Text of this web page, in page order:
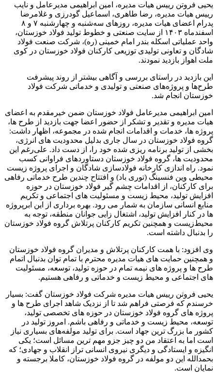
یحیی فروتن رییس هیات‌ مدیره، امین ابراهیمی مدیرعامل و نایب
رییس هیات مدیره، رضا طاهری، اسماعیل گودرزی و غلامرضا
پدرام اعضای هیات مدیره، روزهای سه‌شنبه و چهارشنبه ۷ و ۸
اسفندماه ۱۴۰۳ از سایت صنعتی و خطوط تولید فولاد خوزستان،
واحد عملیاتی اسکله بندر امام خمینی (ره)، شرکت صنعت فولاد
شادگان و تعاونی تولیدی توزیعی کارکنان فولاد خوزستان در کوی
ملت اهواز بازدید نمودند.
این بازدید در راستای بررسی و آگاهی بیشتر از روند پیشرفت
طرح‌‌ها و پروژه‌های صنعتی و تولیدی و خدماتی شرکت فولاد
خوزستان انجام شد.
امین ابراهیمی مدیرعامل فولاد خوزستان ضمن خیرمقدم به اعضای
هیات مدیره و تقدیر و تشکر از حضور اعضا جهت بازدید از طرح ها،
پروژه ها‌، خدمات و اقدامات انجام شده در مجموعه، اظهار داشت:
گروه فولاد خوزستان در سال جاری بدلیل محدودیت های انرژی،
بخشی از تولید برنامه ریزی شده خود را، از دست داد. علی‌رغم این
محدودیت ها، گروه فولاد خوزستان دستاوردهای فراوانی کسب
نمود. راه اندازی کارخانه فولادسازی شادگان و اجرای پروژه زیست
محیطی وین فنسینگ (توری باد) و افتتاح چندین طرح خدماتی رفاهی
برای کارکنان، از اقدامات چشم گیر فولاد خوزستان در حوزه
افزایش تولید، محیط زیست و مسئولیت های اجتماعی و تکریم
منابع انسانی سازمان به شمار می رود. بهره برداری از این ابرپروژه
ها در کنار افزایش تولید، اشتغال زایی جوانان منطقه، توجه به
محیط‌زیست و همچنین تکریم کارکنان پرتلاش گروه فولاد خوزستان
را بدنبال داشته است.
وی افزود: با همت کارکنان پرتلاش و مدیران گروه فولاد خوزستان
و همچنین حمایت های هیات مدیره محترم با تمام توان بدنبال اتمام
طرح ها و پروژه های نیمه تمام در حوزه تولید، توسعه، مسئولیت
های اجتماعی و محیط زیست و خدماتی و رفاهی هستیم.
یحیی فروتن رییس هیات مدیره شرکت فولاد خوزستان گفت: بسیار
خرسندم که فرصتی فراهم شد تا از نزدیک شاهد اجرای طرح ها و
پروژه های گروه فولاد خوزستان در حوزه های تخصصی تولید،
توسعه، محیط زیست و خدماتی و رفاهی باشم. امروز تولید در
کشور ما بزرگ ترین جهاد است. برای تولید مولفه‌های بسیاری نیاز
است اما به اعتقاد من دو چیز جزو مهم ترین مسائل است؛ یکی
انگیزه و ایستادگی و دیگری نیروی انسانی تراز انقلاب و جهادی؛ که
بحمدالله این دو مولفه در گروه فولاد خوزستان، کاملا برجسته و
نمایان است.